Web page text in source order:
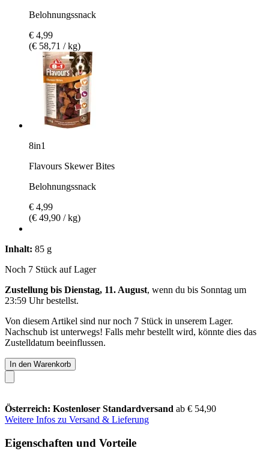
Belohnungssnack
€ 4,99
(€ 58,71 / kg)
8in1
Flavours Skewer Bites
Belohnungssnack
€ 4,99
(€ 49,90 / kg)
Inhalt: 85 g
Noch 7 Stück auf Lager
Zustellung bis Dienstag, 11. August, wenn du bis Sonntag um
23:59 Uhrbestellst.
Von diesem Artikel sind nur noch 7 Stück in unserem Lager.
Nachschub ist unterwegs! Falls mehr bestellt wird, könnte dies das
Zustelldatum beeinflussen.
In den Warenkorb
Österreich: Kostenloser Standardversand ab € 54,90
Weitere Infos zu Versand & Lieferung
Eigenschaften und Vorteile